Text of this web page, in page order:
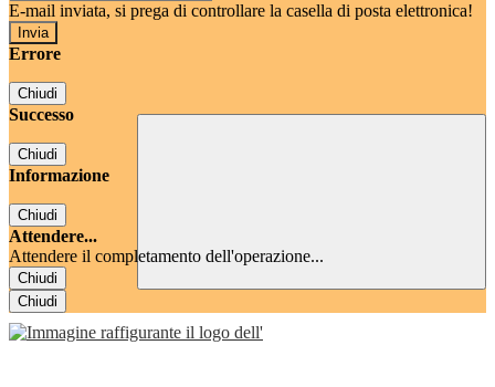
E-mail inviata, si prega di controllare la casella di posta elettronica!
Errore
Chiudi
Successo
Chiudi
Informazione
Chiudi
Attendere...
Attendere il completamento dell'operazione...
Chiudi
Chiudi